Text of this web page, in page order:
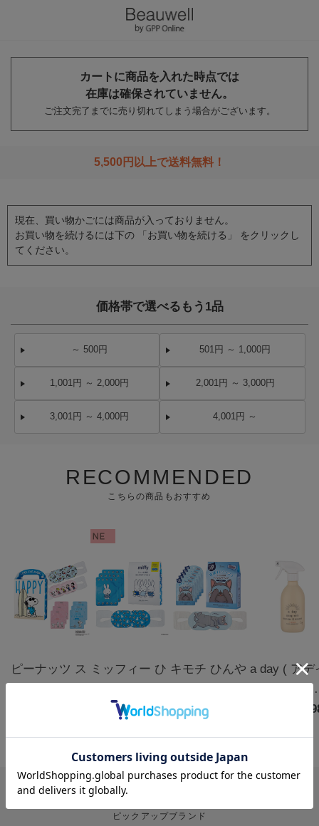
カートに商品を入れた時点では
在庫は確保されていません。
ご注文完了までに売り切れてしまう場合がございます。
5,500円以上で送料無料！
現在、買い物かごには商品が入っておりません。
お買い物を続けるには下の 「お買い物を続ける」 をクリックし
てください。
価格帯で選べるもう1品
～ 500円 501円 ～ 1,000円
1,001円 ～ 2,000円 2,001円 ～ 3,000円
3,001円 ～ 4,000円 4,001円 ～
RECOMMENDED
こちらの商品もおすすめ
ピーナッツ ス
ミッフィー ひ
スク3枚 カモ
￥770
キモチ ひんや
5枚 無香料
a day ( アデ
) アロマルー
ムミスト フ
￥
PICK UP BRAND
ピックアップブランド